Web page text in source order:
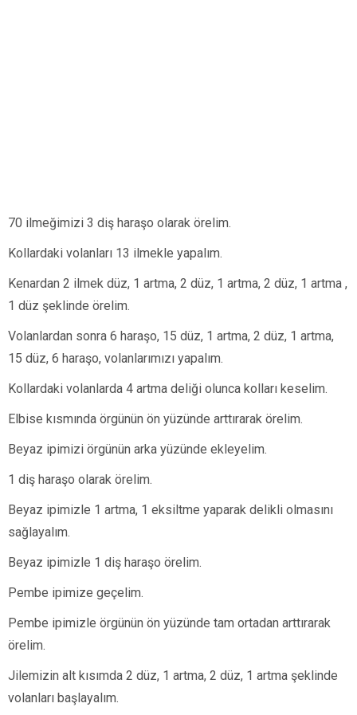
70 ilmeğimizi 3 diş haraşo olarak örelim.
Kollardaki volanları 13 ilmekle yapalım.
Kenardan 2 ilmek düz, 1 artma, 2 düz, 1 artma, 2 düz, 1 artma ,
1 düz şeklinde örelim.
Volanlardan sonra 6 haraşo, 15 düz, 1 artma, 2 düz, 1 artma,
15 düz, 6 haraşo, volanlarımızı yapalım.
Kollardaki volanlarda 4 artma deliği olunca kolları keselim.
Elbise kısmında örgünün ön yüzünde arttırarak örelim.
Beyaz ipimizi örgünün arka yüzünde ekleyelim.
1 diş haraşo olarak örelim.
Beyaz ipimizle 1 artma, 1 eksiltme yaparak delikli olmasını
sağlayalım.
Beyaz ipimizle 1 diş haraşo örelim.
Pembe ipimize geçelim.
Pembe ipimizle örgünün ön yüzünde tam ortadan arttırarak
örelim.
Jilemizin alt kısımda 2 düz, 1 artma, 2 düz, 1 artma şeklinde
volanları başlayalım.